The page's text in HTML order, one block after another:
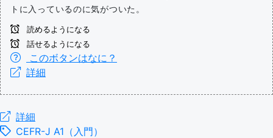
トに入っているのに気がついた。
読めるようになる
話せるようになる
このボタンはなに？
詳細
詳細
CEFR-J A1（入門）